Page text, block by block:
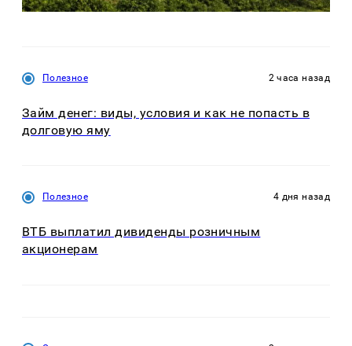
Полезное 2 часа назад
Займ денег: виды, условия и как не попасть в
долговую яму
Полезное 4 дня назад
ВТБ выплатил дивиденды розничным
акционерам